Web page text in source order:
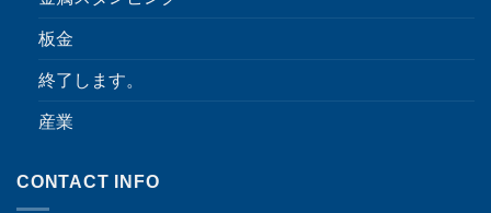
板金
終了します。
産業
CONTACT INFO